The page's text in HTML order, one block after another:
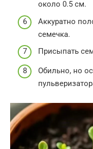
около 0.5 см.
Аккуратно
семечка.
Присыпать
Обильно, но